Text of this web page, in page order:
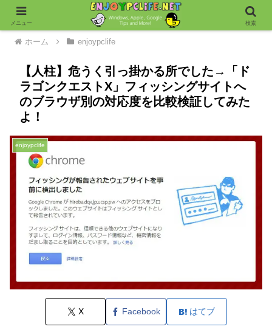
ホーム enjoypclife
【人柱】危うく引っ掛かる所でした→「ド
ラゴンクエストX」フィッシングサイトへ
のブラウザ別の対応度を比較検証してみた
よ！
enjoypclife
X Facebook はてブ
メニュー 検索